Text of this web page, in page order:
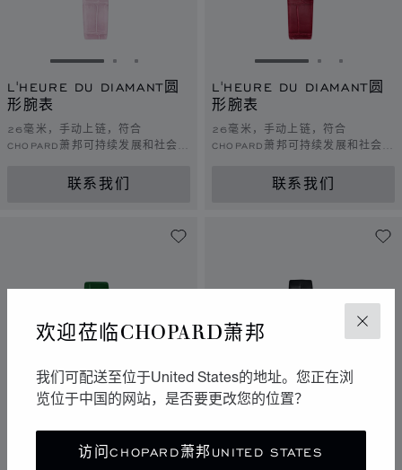
关闭
欢迎莅临CHOPARD萧邦
我们可配送至位于United States的地址。您正在浏
览位于中国的网站，是否要更改您的位置？
访问CHOPARD萧邦UNITED STATES
转到幻灯片 1转到幻灯片 2
转到幻灯片 3
L'HEURE DU DIAMANT圆
形腕表
26毫米，手动上链，符合
CHOPARD萧邦可持续发展和社会责
联系我们
转到幻灯片 1转到幻灯
转到幻
L'HEURE DU DIAMANT圆
形腕表
26毫米，手动上链，符合
CHOPARD萧邦可持续发展和社会责
联系我们
L'HEURE DU DIAMANT枕
L'HEURE DU DIAMANT